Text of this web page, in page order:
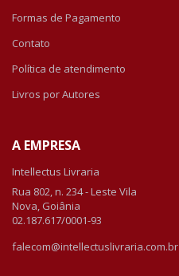
Formas de Pagamento
Contato
Política de atendimento
Livros por Autores
A EMPRESA
Intellectus Livraria
Rua 802, n. 234 - Leste Vila
Nova, Goiânia
02.187.617/0001-93
falecom@intellectuslivraria.com.br